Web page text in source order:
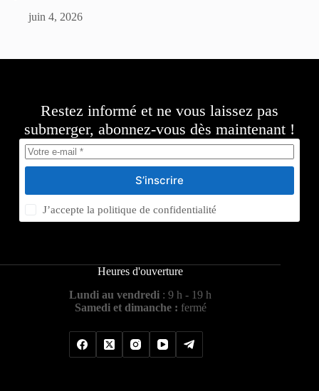
juin 4, 2026
Restez informé et ne vous laissez pas
submerger, abonnez-vous dès maintenant !
S’inscrire
J’accepte lapolitique de confidentialité
Heures d'ouverture
Lundi au vendredi : 9 h - 19 h
Samedi et dimanche : fermé